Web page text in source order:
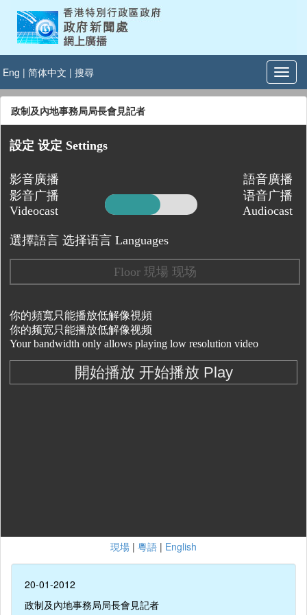
Eng | 简体中文 | 搜尋
政制及內地事務局局長會見記者
現場 | 粵語 | English
20-01-2012
政制及內地事務局局長會見記者